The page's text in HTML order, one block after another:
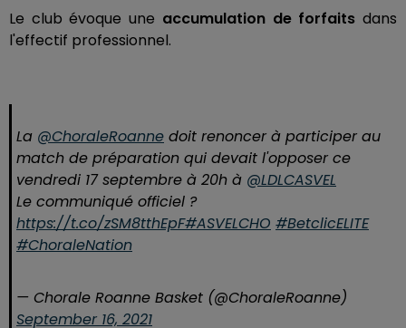
Le club évoque une accumulation de forfaits dans
l'effectif professionnel.
La @ChoraleRoanne doit renoncer à participer au
match de préparation qui devait l'opposer ce
vendredi 17 septembre à 20h à @LDLCASVEL
Le communiqué officiel ?
https://t.co/zSM8tthEpF#ASVELCHO #BetclicELITE
#ChoraleNation
— Chorale Roanne Basket (@ChoraleRoanne)
September 16, 2021